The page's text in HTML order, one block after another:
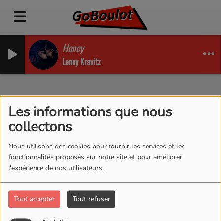
Les informations que nous
collectons
Nous utilisons des cookies pour fournir les services et les
fonctionnalités proposés sur notre site et pour améliorer
l'expérience de nos utilisateurs.
Tout accepter Tout refuser
Honey
Lenny Kravitz
Reportages TV Goboulot